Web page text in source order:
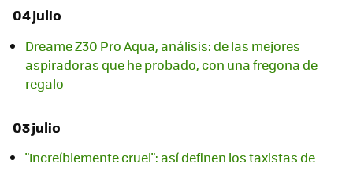
04 julio
Dreame Z30 Pro Aqua, análisis: de las mejores
aspiradoras que he probado, con una fregona de
regalo
03 julio
"Increíblemente cruel": así definen los taxistas de